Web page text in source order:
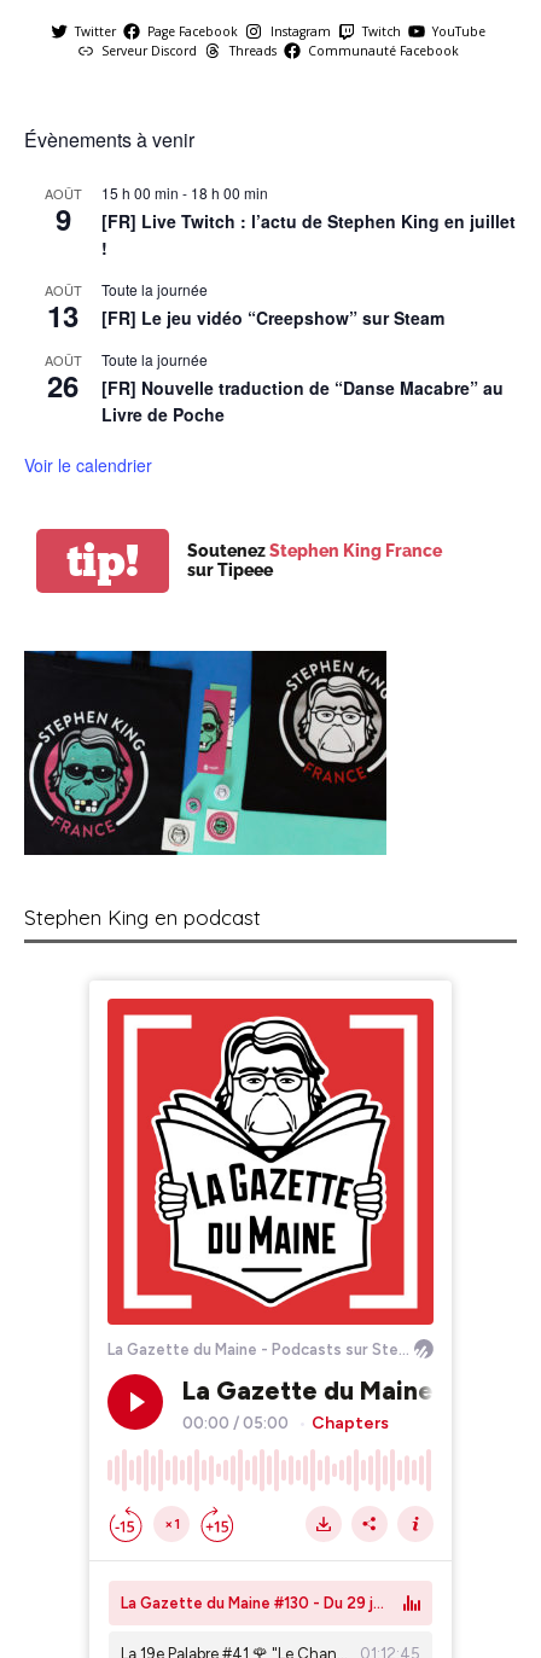
Twitter Page Facebook Instagram Twitch
YouTube
Serveur Discord
Threads Communauté Facebook
Évènements à venir
AOÛT
9
15 h 00 min - 18 h 00 min
[FR] Live Twitch : l’actu de Stephen King en juillet
!
AOÛT
13
Toute la journée
[FR] Le jeu vidéo “Creepshow” sur Steam
AOÛT
26
Toute la journée
[FR] Nouvelle traduction de “Danse Macabre” au
Livre de Poche
Voir le calendrier
tip! SoutenezStephen King France
sur Tipeee
Stephen King en podcast